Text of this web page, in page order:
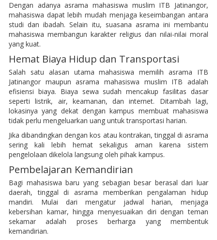
Dengan adanya asrama mahasiswa muslim ITB Jatinangor,
mahasiswa dapat lebih mudah menjaga keseimbangan antara
studi dan ibadah. Selain itu, suasana asrama ini membantu
mahasiswa membangun karakter religius dan nilai-nilai moral
yang kuat.
Hemat Biaya Hidup dan Transportasi
Salah satu alasan utama mahasiswa memilih asrama ITB
Jatinangor maupun asrama mahasiswa muslim ITB adalah
efisiensi biaya. Biaya sewa sudah mencakup fasilitas dasar
seperti listrik, air, keamanan, dan internet. Ditambah lagi,
lokasinya yang dekat dengan kampus membuat mahasiswa
tidak perlu mengeluarkan uang untuk transportasi harian.
Jika dibandingkan dengan kos atau kontrakan, tinggal di asrama
sering kali lebih hemat sekaligus aman karena sistem
pengelolaan dikelola langsung oleh pihak kampus.
Pembelajaran Kemandirian
Bagi mahasiswa baru yang sebagian besar berasal dari luar
daerah, tinggal di asrama memberikan pengalaman hidup
mandiri. Mulai dari mengatur jadwal harian, menjaga
kebersihan kamar, hingga menyesuaikan diri dengan teman
sekamar adalah proses berharga yang membentuk
kemandirian.